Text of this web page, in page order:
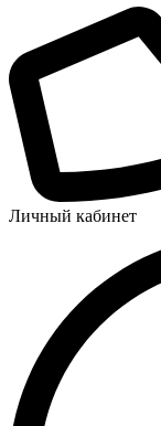
Личный кабинет